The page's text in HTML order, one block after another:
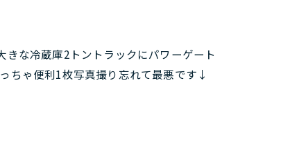
な冷蔵庫2トントラックにパワーゲート
ちゃ便利1枚写真撮り忘れて最悪です↓